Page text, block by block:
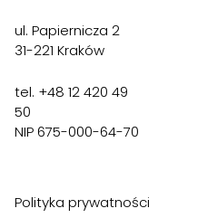
ul. Papiernicza 2
31-221 Kraków
tel. +48 12 420 49
50
NIP 675-000-64-70
Polityka prywatności